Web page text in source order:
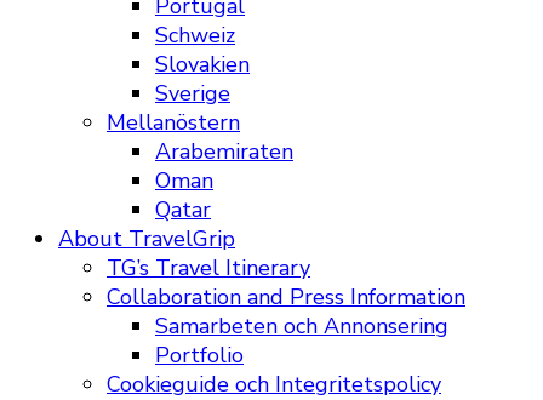
Portugal
Schweiz
Slovakien
Sverige
Mellanöstern
Arabemiraten
Oman
Qatar
About TravelGrip
TG’s Travel Itinerary
Collaboration and Press Information
Samarbeten och Annonsering
Portfolio
Cookieguide och Integritetspolicy